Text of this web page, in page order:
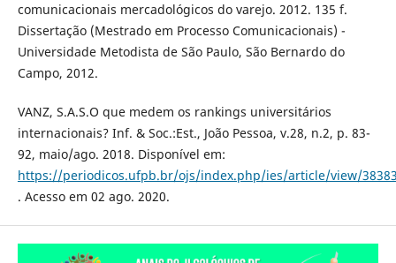
comunicacionais mercadológicos do varejo. 2012. 135 f.
Dissertação (Mestrado em Processo Comunicacionais) -
Universidade Metodista de São Paulo, São Bernardo do
Campo, 2012.
VANZ, S.A.S.O que medem os rankings universitários
internacionais? Inf. & Soc.:Est., João Pessoa, v.28, n.2, p. 83-
92, maio/ago. 2018. Disponível em:
https://periodicos.ufpb.br/ojs/index.php/ies/article/view/
. Acesso em 02 ago. 2020.